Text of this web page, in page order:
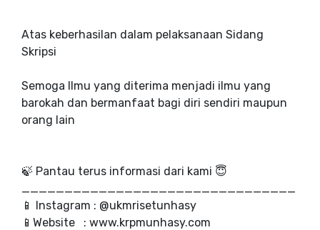
Atas keberhasilan dalam pelaksanaan Sidang
Skripsi
Semoga Ilmu yang diterima menjadi ilmu yang
barokah dan bermanfaat bagi diri sendiri maupun
orang lain
🍃 Pantau terus informasi dari kami 😇
________________________________
📱 Instagram : @ukmrisetunhasy
📱Website : www.krpmunhasy.com